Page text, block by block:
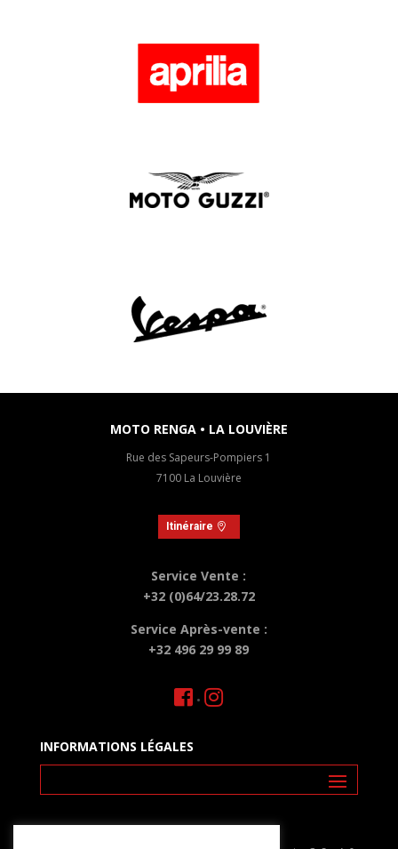
MOTO RENGA • LA LOUVIÈRE
Rue des Sapeurs-Pompiers 1
7100 La Louvière
Itinéraire
Service Vente :
+32 (0)64/23.28.72
Service Après-vente :
+32 496 29 99 89
•
INFORMATIONS LÉGALES